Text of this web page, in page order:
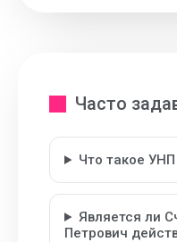
Часто
Что такое
Является ли
Петрович